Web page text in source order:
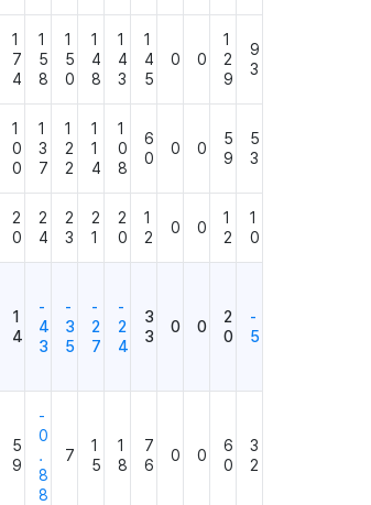
1
7
4
1
5
8
1
5
0
1
4
8
1
4
3
1
4
5
0 0
1
2
9
9
3
1
0
0
1
3
7
1
2
2
1
1
4
1
0
8
6
0
0 0
5
9
5
3
2
0
2
4
2
3
2
1
2
0
1
2
0 0
1
2
1
0
1
4
-
4
3
-
3
5
-
2
7
-
2
4
3
3
0 0
2
0
-
5
5
9
-
0
.
8
8
7
1
5
1
8
7
6
0 0
6
0
3
2